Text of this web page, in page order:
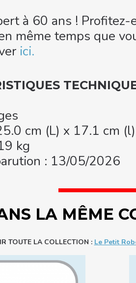
à 60 ans !
même temps que
ici.
cm (L) x 17.1 cm
kg
: 13/05/2026
LA MÊME
TOUTE LA COLLECTION : Le Petit